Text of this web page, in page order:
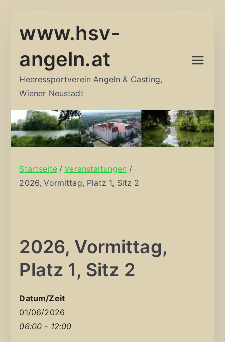
Inhalt
www.hsv-
angeln.at
Heeressportverein Angeln & Casting,
Wiener Neustadt
Startseite
Veranstaltungen
2026, Vormittag, Platz 1, Sitz 2
2026, Vormittag,
Platz 1, Sitz 2
Datum/Zeit
01/06/2026
06:00 - 12:00